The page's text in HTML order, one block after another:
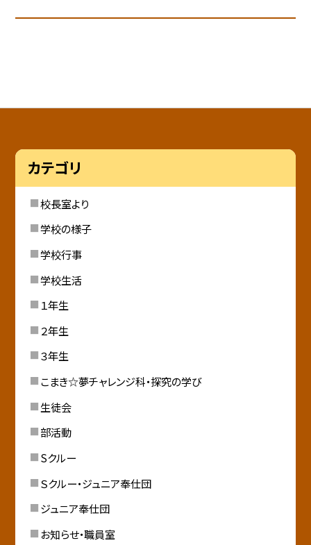
カテゴリ
校長室より
学校の様子
学校行事
学校生活
１年生
２年生
３年生
こまき☆夢チャレンジ科・探究の学び
生徒会
部活動
Sクルー
Ｓクルー・ジュニア奉仕団
ジュニア奉仕団
お知らせ・職員室